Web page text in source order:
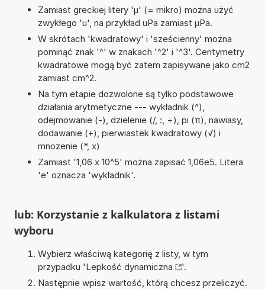
Zamiast greckiej litery 'µ' (= mikro) można użyć
zwykłego 'u', na przykład uPa zamiast µPa.
W skrótach 'kwadratowy' i 'sześcienny' można
pominąć znak '^' w znakach '^2' i '^3'. Centymetry
kwadratowe mogą być zatem zapisywane jako cm2
zamiast cm^2.
Na tym etapie dozwolone są tylko podstawowe
działania arytmetyczne --- wykładnik (^),
odejmowanie (-), dzielenie (/, :, ÷), pi (π), nawiasy,
dodawanie (+), pierwiastek kwadratowy (√) i
mnożenie (*, x)
Zamiast '1,06 x 10^5' można zapisać 1,06e5. Litera
'e' oznacza 'wykładnik'.
lub: Korzystanie z kalkulatora z listami
wyboru
Wybierz właściwą kategorię z listy, w tym
przypadku 'Lepkość dynamiczna
'.
Następnie wpisz wartość, którą chcesz przeliczyć.